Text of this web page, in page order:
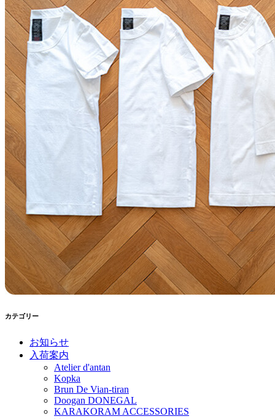
カテゴリー
お知らせ
入荷案内
Atelier d'antan
Kopka
Brun De Vian-tiran
Doogan DONEGAL
KARAKORAM ACCESSORIES